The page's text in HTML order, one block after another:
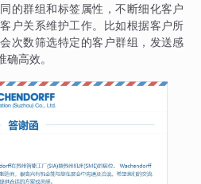
的群组和标签属性，不断细化客户
户关系维护工作。比如根据客户所
次数筛选特定的客户群组，发送感
高效。